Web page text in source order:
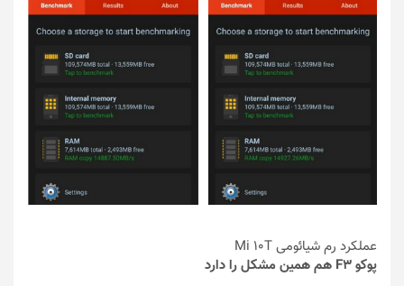
عملکرد رم شیائومی Mi 10T
پوکو F3 هم همین مشکل را دارد